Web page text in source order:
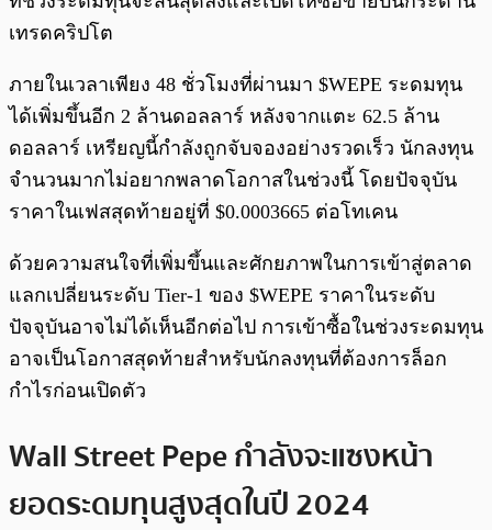
เทรดคริปโต
ภายในเวลาเพียง 48 ชั่วโมงที่ผ่านมา $WEPE ระดมทุน
ได้เพิ่มขึ้นอีก 2 ล้านดอลลาร์ หลังจากแตะ 62.5 ล้าน
ดอลลาร์ เหรียญนี้กำลังถูกจับจองอย่างรวดเร็ว นักลงทุน
จำนวนมากไม่อยากพลาดโอกาสในช่วงนี้ โดยปัจจุบัน
ราคาในเฟสสุดท้ายอยู่ที่ $0.0003665 ต่อโทเคน
ด้วยความสนใจที่เพิ่มขึ้นและศักยภาพในการเข้าสู่ตลาด
แลกเปลี่ยนระดับ Tier-1 ของ $WEPE ราคาในระดับ
ปัจจุบันอาจไม่ได้เห็นอีกต่อไป การเข้าซื้อในช่วงระดมทุน
อาจเป็นโอกาสสุดท้ายสำหรับนักลงทุนที่ต้องการล็อก
กำไรก่อนเปิดตัว
Wall Street Pepe กำลังจะแซงหน้า
ยอดระดมทุนสูงสุดในปี 2024